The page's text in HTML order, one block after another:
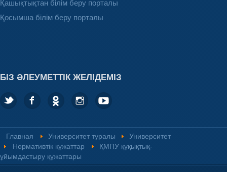
Қашықтықтан білім беру порталы
Қосымша білім беру порталы
БІЗ ӘЛЕУМЕТТІК ЖЕЛІДЕМІЗ
Главная Университет туралы
Университет
Нормативтік құжаттар
ҚМПУ құқықтық-
ұйымдастыру құжаттары